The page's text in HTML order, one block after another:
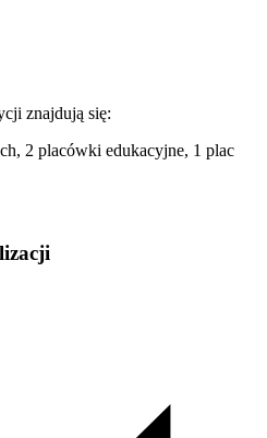
znajdują się:
2 placówki edukacyjne, 1 plac